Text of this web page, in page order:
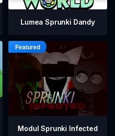
Lumea Sprunki Dandy
Modul Sprunki Infected